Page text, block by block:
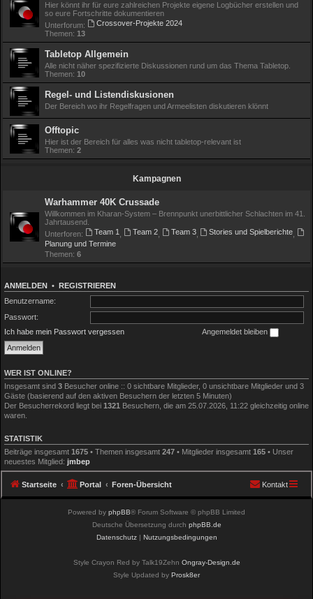
Hier könnt ihr für eure zahlreichen Projekte eigene Logbücher erstellen und
so eure Fortschritte dokumentieren
Unterforum:
Crossover-Projekte 2024
Themen: 13
Tabletop Allgemein
Alle nicht näher spezifizierte Diskussionen rund um das Thema Tabletop.
Themen: 10
Regel- und Listendiskusionen
Der Bereich wo ihr Regelfragen und Armeelisten diskutieren klönnt
Offtopic
Hier ist der Bereich für alles was nicht tabletop-relevant ist
Themen: 2
Kampagnen
Warhammer 40K Crussade
Willkommen im Kharan-System – Brennpunkt unerbittlicher Schlachten im 41.
Jahrtausend.
Unterforen:
Team 1, Team 2, Team 3, Stories und Spielberichte,
Planung und Termine
Themen: 6
ANMELDEN •
REGISTRIEREN
Benutzername:
Passwort:
Ich habe mein Passwort vergessen
Angemeldet bleiben
WER IST ONLINE?
Insgesamt sind 3 Besucher online :: 0 sichtbare Mitglieder, 0 unsichtbare Mitglieder und 3
Gäste (basierend auf den aktiven Besuchern der letzten 5 Minuten)
Der Besucherrekord liegt bei 1321 Besuchern, die am 25.07.2026, 11:22 gleichzeitig online
waren.
STATISTIK
Beiträge insgesamt 1675 • Themen insgesamt 247 • Mitglieder insgesamt 165 • Unser
neuestes Mitglied: jmbep
Startseite Portal Foren-Übersicht Kontakt
Powered by phpBB® Forum Software © phpBB Limited
Deutsche Übersetzung durch phpBB.de
Datenschutz| Nutzungsbedingungen
Style Crayon Red by Talk19Zehn Ongray-Design.de
Style Updated by Prosk8er